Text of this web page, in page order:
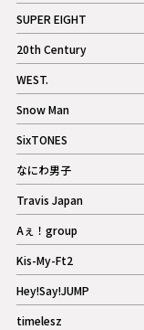
記事
SUPER EIGHT
記事
20th Century
記事
WEST.
記事
Snow Man
記事
ギャラリー
SixTONES
記事
ギャラリー
なにわ男子
記事
Travis Japan
記事
Aぇ！group
記事
Kis-My-Ft2
記事
ギャラリー
Hey!Say!JUMP
記事
timelesz